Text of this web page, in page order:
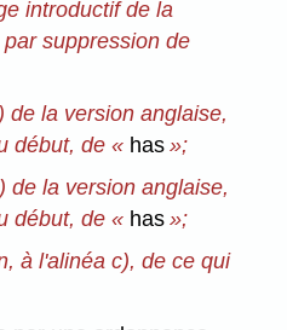
introductif de la
suppression de
de la version anglaise,
début, de « has »;
de la version anglaise,
début, de « has »;
à l'alinéa c), de ce qui